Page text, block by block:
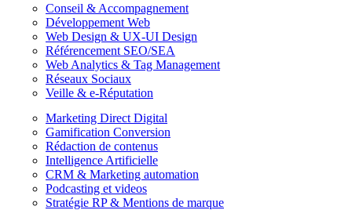
Conseil & Accompagnement
Développement Web
Web Design & UX-UI Design
Référencement SEO/SEA
Web Analytics & Tag Management
Réseaux Sociaux
Veille & e-Réputation
Marketing Direct Digital
Gamification Conversion
Rédaction de contenus
Intelligence Artificielle
CRM & Marketing automation
Podcasting et videos
Stratégie RP & Mentions de marque